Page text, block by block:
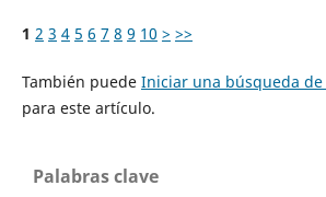
1 2 3 4 5 6 7 8 9 10 > >>
También puede Iniciar una búsqueda
para este artículo.
Palabras clave